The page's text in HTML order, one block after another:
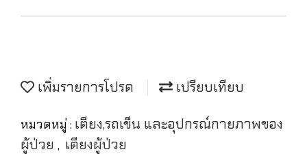
เพิ่มรายการโปรด เปรียบเทียบ
หมวดหมู่ : เตียง,รถเข็น และอุปกรณ์กายภาพของ
ผู้ป่วย , เตียงผู้ป่วย